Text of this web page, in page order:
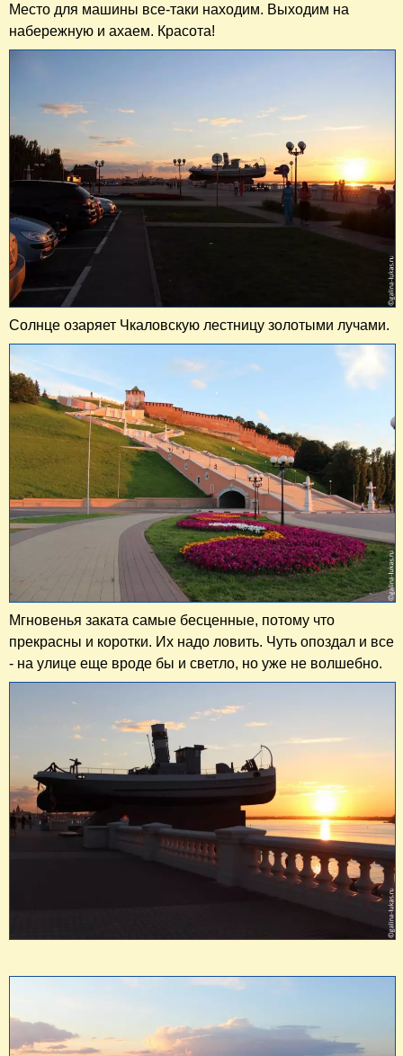
Место для машины все-таки находим. Выходим на
набережную и ахаем. Красота!
Солнце озаряет Чкаловскую лестницу золотыми лучами.
Мгновенья заката самые бесценные, потому что
прекрасны и коротки. Их надо ловить. Чуть опоздал и все
- на улице еще вроде бы и светло, но уже не волшебно.